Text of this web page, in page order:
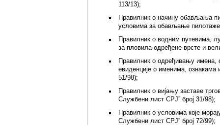
113/13);
Правилник о начину обављања
условима за обављање
Правилник о водним путевима,
за пловила одређене врсте и
Правилник о одређивању имена,
евиденције о именима, ознакама
51/98);
Правилник о вијању заставе
Службени лист СРЈ” број 31/98);
Правилник о условима које
Службени лист СРЈ” број 72/99);